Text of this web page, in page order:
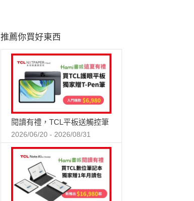
推薦你買好東西
閱讀有禮，TCL平板送觸控筆
2026/06/20 - 2026/08/31